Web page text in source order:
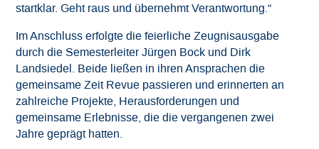
startklar. Geht raus und übernehmt Verantwortung.“
Im Anschluss erfolgte die feierliche Zeugnisausgabe
durch die Semesterleiter Jürgen Bock und Dirk
Landsiedel. Beide ließen in ihren Ansprachen die
gemeinsame Zeit Revue passieren und erinnerten an
zahlreiche Projekte, Herausforderungen und
gemeinsame Erlebnisse, die die vergangenen zwei
Jahre geprägt hatten.